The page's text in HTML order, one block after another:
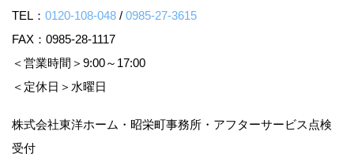
TEL： 0120-108-048 / 0985-27-3615
FAX：0985-28-1117
＜営業時間＞9:00～17:00
＜定休日＞水曜日
株式会社東洋ホーム・昭栄町事務所・アフターサービス点検
受付